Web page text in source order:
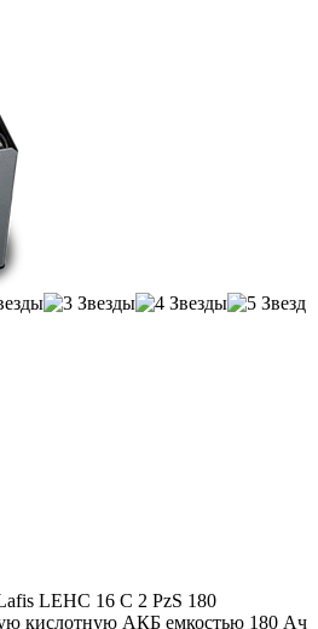
LEHC 16 C 2 PzS 180
кислотную АКБ емкостью 180 Ач